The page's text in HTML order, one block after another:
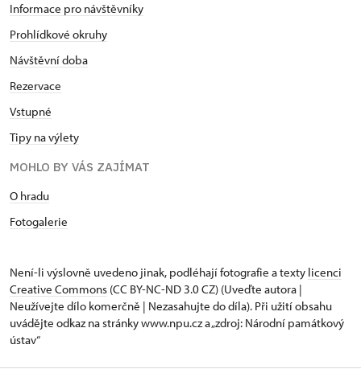
Informace pro návštěvníky
Prohlídkové okruhy
Návštěvní doba
Rezervace
Vstupné
Tipy na výlety
MOHLO BY VÁS ZAJÍMAT
O hradu
Fotogalerie
Není-li výslovně uvedeno jinak, podléhají fotografie a texty licenci
Creative Commons (CC BY-NC-ND 3.0 CZ) (Uveďte autora |
Neužívejte dílo komerčně | Nezasahujte do díla). Při užití obsahu
uvádějte odkaz na stránky www.npu.cz a „zdroj: Národní památkový
ústav“